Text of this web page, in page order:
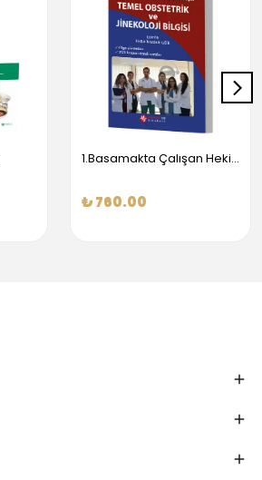
1.Basamakta Çalışan Hekimler İçin Temel Obstetrik Ve Jinekoloji Bilgisi
₺ 760.00